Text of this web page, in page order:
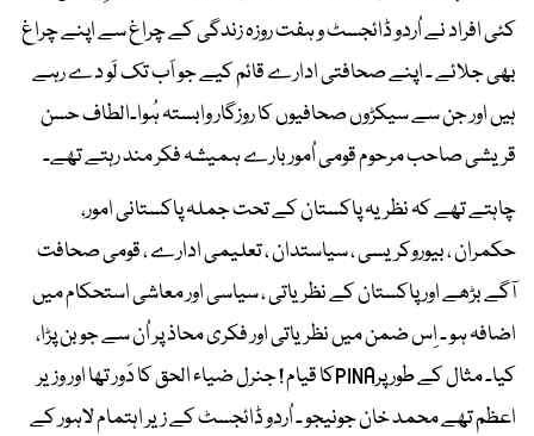
کئی افراد نے اُردو ڈائجسٹ و ہفت روزہ زندگی کے چراغ سے اپنے چراغ
بھی جلائے ۔ اپنے صحافتی ادارے قائم کیے جو اَب تک لَو دے رہے
ہیں اور جن سے سیکڑوں صحافیوں کا روزگار وابستہ ہُوا۔الطاف حسن
قریشی صاحب مرحوم قومی اُمور بارے ہمیشہ فکر مند رہتے تھے۔
چاہتے تھے کہ نظریہ پاکستان کے تحت جملہ پاکستانی امور،
حکمران ، بیوروکریسی ، سیاستدان ، تعلیمی ادارے ، قومی صحافت
آگے بڑھے اور پاکستان کے نظریاتی ، سیاسی اور معاشی استحکام میں
اضافہ ہو ۔ اِس ضمن میں نظریاتی اور فکری محاذ پر اُن سے جو بن پڑا،
کیا۔ مثال کے طور پرPINAکا قیام ! جنرل ضیاء الحق کا دَور تھا اور وزیر
اعظم تھے محمد خان جونیجو ۔ اُردو ڈائجسٹ کے زیر اہتمام لاہور کے